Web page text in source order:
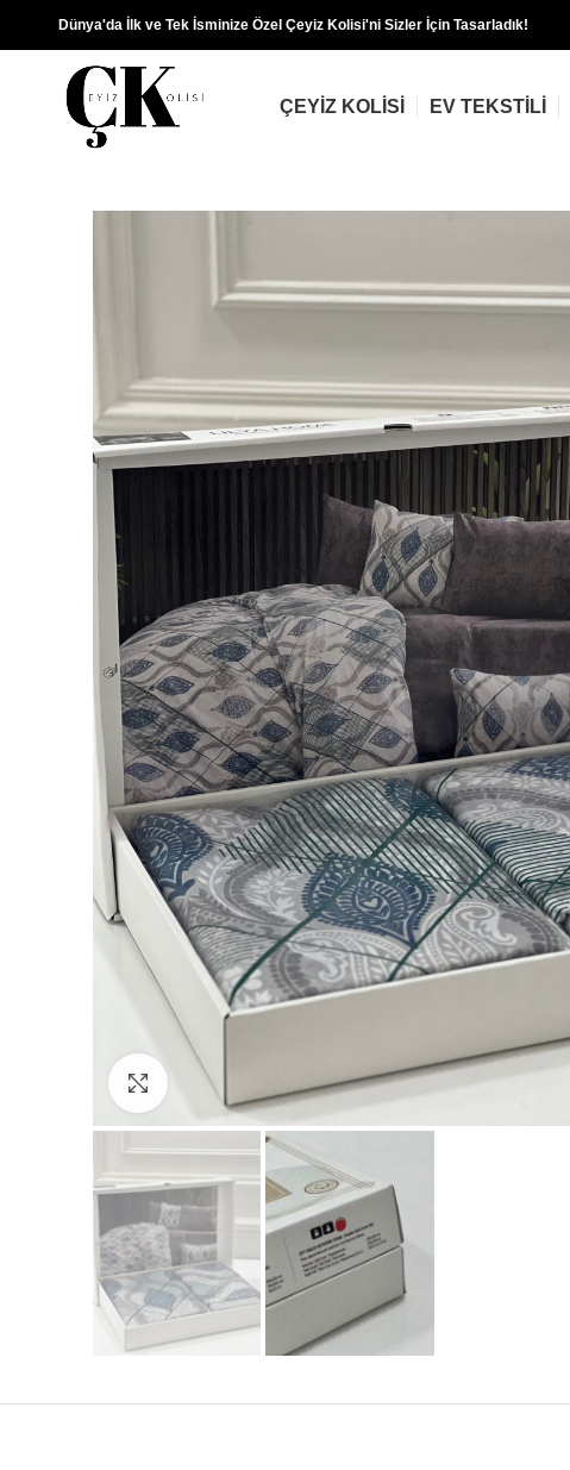
Dünya'da İlk ve Tek İsminize Özel Çeyiz Kolisi'ni Sizler İçin Tasarladık!
ÇEYIZ KOLISI EV TEKSTILI
Click to enlarge